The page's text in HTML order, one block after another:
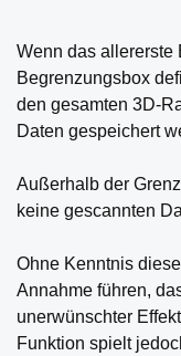
Wenn das allererste
Begrenzungsbox
den gesamten 3D-
Daten gespeichert
Außerhalb der
keine gescannten
Ohne Kenntnis
Annahme führen,
unerwünschter
Funktion spielt